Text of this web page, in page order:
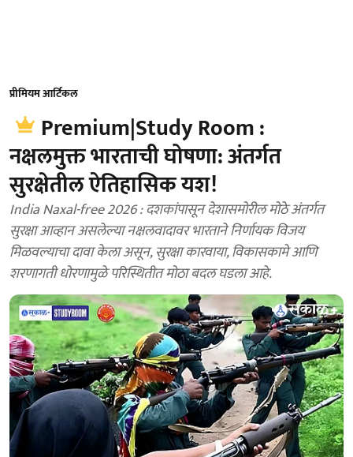
प्रीमियम आर्टिकल
Premium|Study Room :
नक्षलमुक्त भारताची घोषणा: अंतर्गत
सुरक्षेतील ऐतिहासिक यश!
India Naxal-free 2026 : दशकांपासून देशासमोरील मोठे अंतर्गत
सुरक्षा आव्हान असलेल्या नक्षलवादावर भारताने निर्णायक विजय
मिळवल्याचा दावा केला असून, सुरक्षा कारवाया, विकासकामे आणि
शरणागती धोरणामुळे परिस्थितीत मोठा बदल घडला आहे.